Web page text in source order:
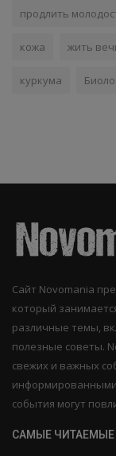
продлить
кожа жить
куркума
Сайт Novomania
который
различные темы,
полезные советы.
свежих и важных
информированными
события могут
САМЫЕ ЧИТАЕМЫЕ